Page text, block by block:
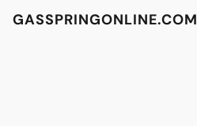
GASSPRINGONLINE.COM